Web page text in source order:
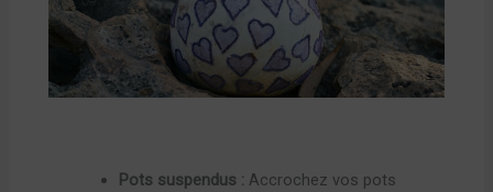
Pots suspendus : Accrochez vos pots